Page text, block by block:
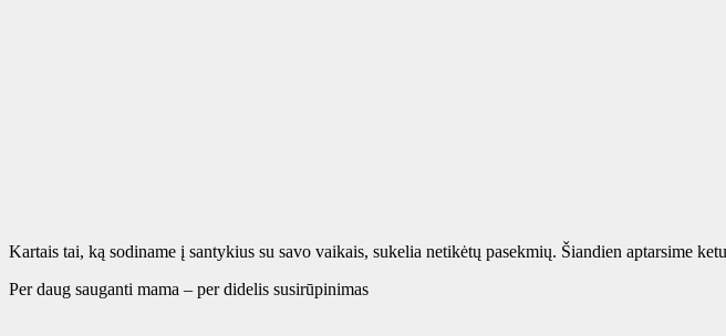
Kartais tai, ką sodiname į santykius su savo vaikais, sukelia netikėtų pasekmių. Šiandien aptarsime
Per daug sauganti mama – per didelis susirūpinimas